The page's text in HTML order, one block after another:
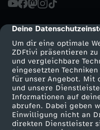
cmp-dialog-
Deine
Um dir eine optimale
ZDFtivi präsentieren
und vergleichbare
eingesetzten
für unser Angebot. Mit
und unsere
Informationen auf
abrufen. Dabei geben
Einwilligung nicht an
direkten Dienstleister
d
u
n
g
v
Mehr ZDF
ZDF-Apps
Smart TV